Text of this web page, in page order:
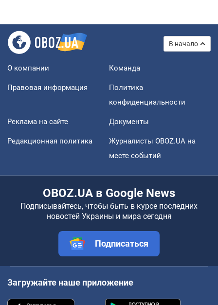
В начало
О компании Команда
Правовая информация
Политика
конфиденциальности
Реклама на сайте Документы
Редакционная политика
Журналисты OBOZ.UA на
месте событий
OBOZ.UA в Google News
Подписывайтесь, чтобы быть в курсе последних
новостей Украины и мира сегодня
Подписаться
Загружайте наше приложение